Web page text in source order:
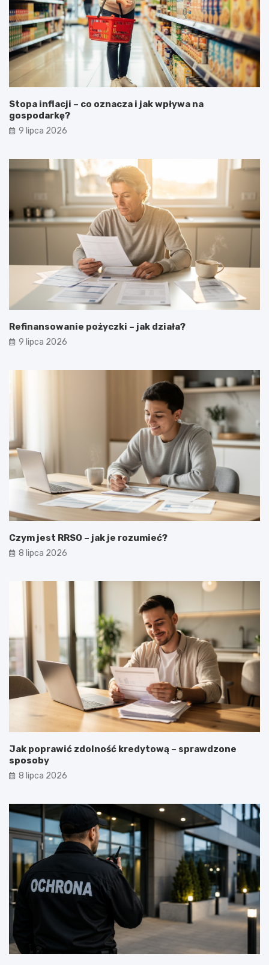
Stopa inflacji – co oznacza i jak wpływa na
gospodarkę?
9 lipca 2026
Refinansowanie pożyczki – jak działa?
9 lipca 2026
Czym jest RRSO – jak je rozumieć?
8 lipca 2026
Jak poprawić zdolność kredytową – sprawdzone
sposoby
8 lipca 2026